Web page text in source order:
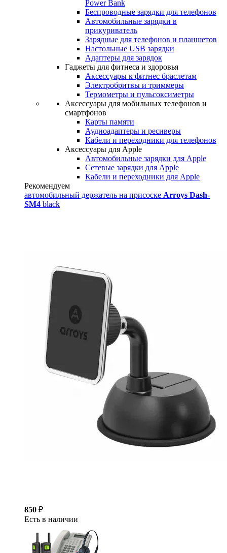
Power Bank
Беспроводные зарядки для телефонов
Автомобильные зарядки в
прикуриватель
Зарядные для телефонов и планшетов
Настольные USB зарядки
Адаптеры для зарядок
Гаджеты для фитнеса и здоровья
Аксессуары к фитнес браслетам
Электробритвы и триммеры
Термометры и пульсоксиметры
Аксессуары для мобильных телефонов и
смартфонов
Карты памяти
Аудиоадаптеры и ресиверы
Кабели и переходники для телефонов
Аксессуары для Apple
Автомобильные зарядки для Apple
Сетевые зарядки для Apple
Кабели и переходники для Apple
Рекомендуем
автомобильный держатель на присоске Arroys Dash-
SM4 black
850 ₽
Есть в наличии